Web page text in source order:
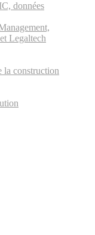
données
Legaltech
la construction